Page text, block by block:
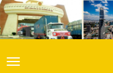
Toggle